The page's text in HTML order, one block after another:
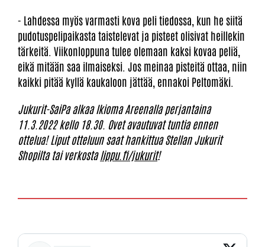
- Lahdessa myös varmasti kova peli tiedossa, kun he siitä
pudotuspelipaikasta taistelevat ja pisteet olisivat heillekin
tärkeitä. Viikonloppuna tulee olemaan kaksi kovaa peliä,
eikä mitään saa ilmaiseksi. Jos meinaa pisteitä ottaa, niin
kaikki pitää kyllä kaukaloon jättää, ennakoi Peltomäki.
Jukurit-SaiPa alkaa Ikioma Areenalla perjantaina
11.3.2022 kello 18.30. Ovet avautuvat tuntia ennen
ottelua! Liput otteluun saat hankittua Stellan Jukurit
Shopilta tai verkostalippu.fi/jukurit!